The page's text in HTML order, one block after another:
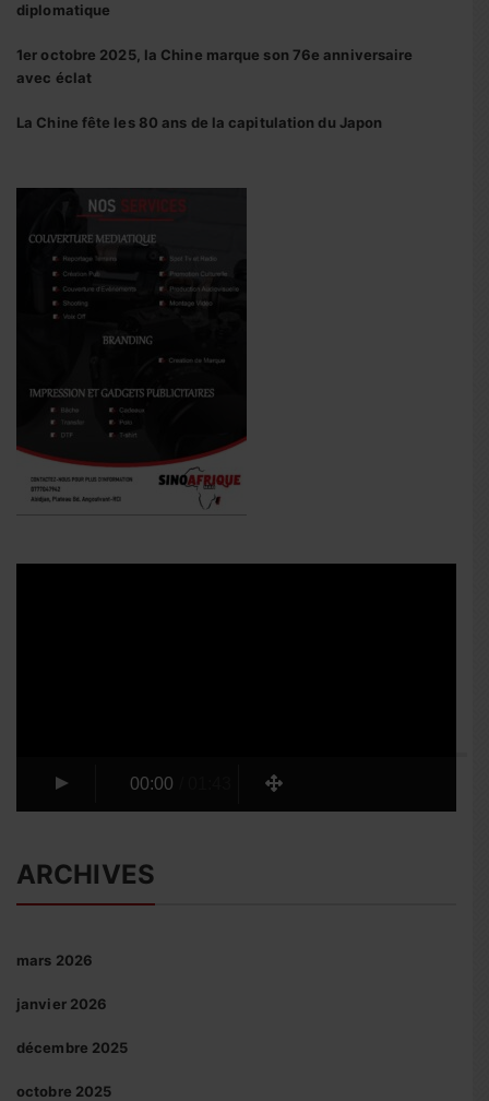
diplomatique
1er octobre 2025, la Chine marque son 76e anniversaire
avec éclat
La Chine fête les 80 ans de la capitulation du Japon
00:00
ARCHIVES
mars 2026
janvier 2026
décembre 2025
octobre 2025